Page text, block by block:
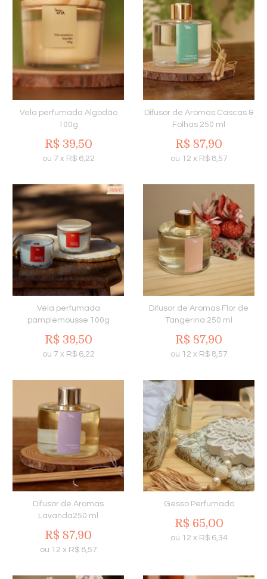
Vela perfumada Algodão
100g
R$ 39,50
ou 7 x R$ 6,22
Difusor de Aromas Cascas &
Folhas 250 ml
R$ 87,90
ou 12 x R$ 8,57
Vela perfumada
pamplemousse 100g
R$ 39,50
ou 7 x R$ 6,22
Difusor de Aromas Flor de
Tangerina 250 ml
R$ 87,90
ou 12 x R$ 8,57
Difusor de Aromas
Lavanda250 ml
R$ 87,90
ou 12 x R$ 8,57
Gesso Perfumado
R$ 65,00
ou 12 x R$ 6,34